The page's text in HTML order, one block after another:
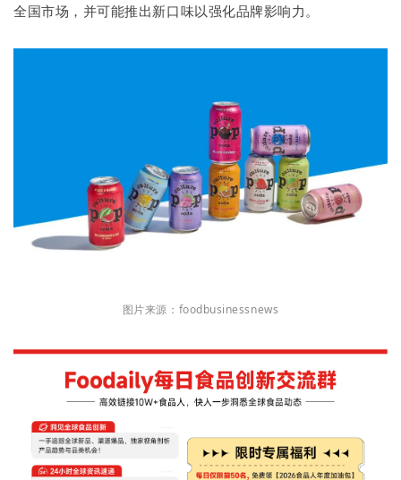
全国市场，并可能推出新口味以强化品牌影响力。
图片来源：foodbusinessnews